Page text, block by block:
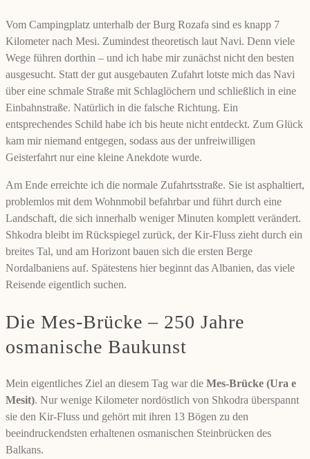
Vom Campingplatz unterhalb der Burg Rozafa sind es knapp 7
Kilometer nach Mesi. Zumindest theoretisch laut Navi. Denn viele
Wege führen dorthin – und ich habe mir zunächst nicht den besten
ausgesucht. Statt der gut ausgebauten Zufahrt lotste mich das Navi
über eine schmale Straße mit Schlaglöchern und schließlich in eine
Einbahnstraße. Natürlich in die falsche Richtung. Ein
entsprechendes Schild habe ich bis heute nicht entdeckt. Zum Glück
kam mir niemand entgegen, sodass aus der unfreiwilligen
Geisterfahrt nur eine kleine Anekdote wurde.
Am Ende erreichte ich die normale Zufahrtsstraße. Sie ist asphaltiert,
problemlos mit dem Wohnmobil befahrbar und führt durch eine
Landschaft, die sich innerhalb weniger Minuten komplett verändert.
Shkodra bleibt im Rückspiegel zurück, der Kir-Fluss zieht durch ein
breites Tal, und am Horizont bauen sich die ersten Berge
Nordalbaniens auf. Spätestens hier beginnt das Albanien, das viele
Reisende eigentlich suchen.
Die Mes-Brücke – 250 Jahre
osmanische Baukunst
Mein eigentliches Ziel an diesem Tag war die Mes-Brücke (Ura e
Mesit). Nur wenige Kilometer nordöstlich von Shkodra überspannt
sie den Kir-Fluss und gehört mit ihren 13 Bögen zu den
beeindruckendsten erhaltenen osmanischen Steinbrücken des
Balkans.